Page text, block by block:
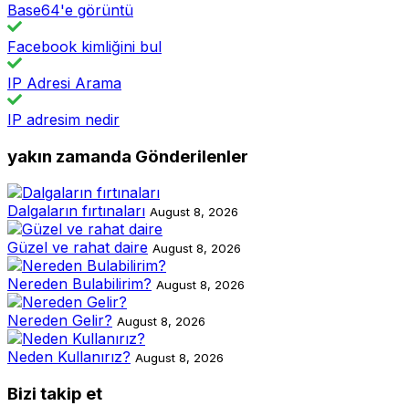
Base64'e görüntü
Facebook kimliğini bul
IP Adresi Arama
IP adresim nedir
yakın zamanda Gönderilenler
Dalgaların fırtınaları August 8, 2026
Güzel ve rahat daire August 8, 2026
Nereden Bulabilirim? August 8, 2026
Nereden Gelir? August 8, 2026
Neden Kullanırız? August 8, 2026
Bizi takip et